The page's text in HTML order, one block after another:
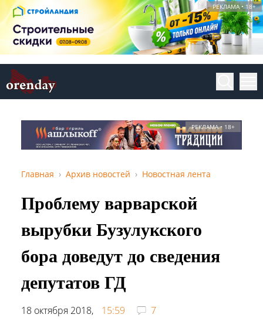
РЕКЛАМА • 18+
РЕКЛАМА • 18+
Главная Архив новостей Новостная лента
Проблему варварской
вырубки Бузулукского
бора доведут до сведения
депутатов ГД
18 октября 2018, 15:59
7